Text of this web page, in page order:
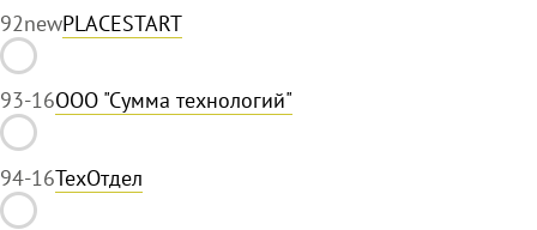
92newPLACESTART
93-16ООО "Сумма технологий"
94-16ТехОтдел